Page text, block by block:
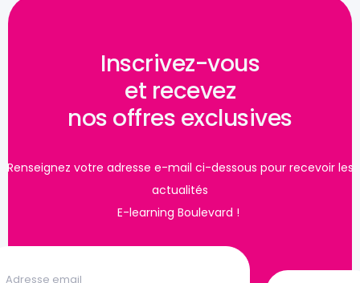
Inscrivez-vous
et recevez
nos offres exclusives
Renseignez votre adresse e-mail ci-dessous pour recevoir les
actualités
E-learning Boulevard !